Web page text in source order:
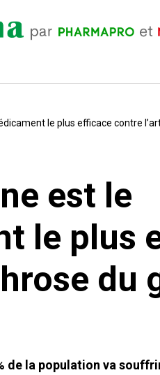
le plus efficace contre
est le
le plus
du
de la population va